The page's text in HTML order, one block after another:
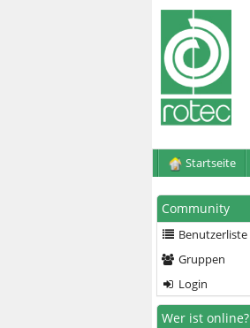
Startseite
Community
Benutzerliste
Gruppen
Login
Wer ist online?